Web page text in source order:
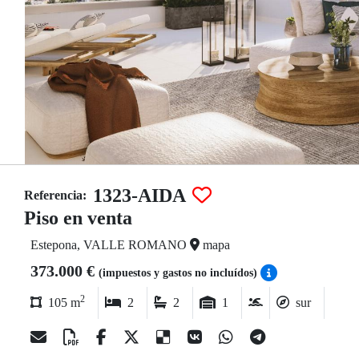
Referencia:
1323-AIDA
Piso en venta
Estepona, VALLE ROMANO mapa
373.000 € (impuestos y gastos no incluídos)
105 m2 2 2 1 sur